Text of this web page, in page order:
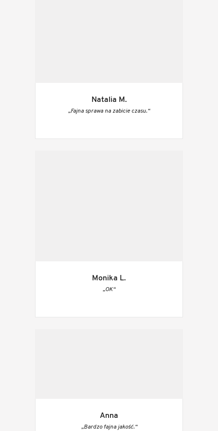
Natalia M.
„Fajna sprawa na zabicie czasu.“
Monika L.
„OK“
Anna
„Bardzo fajna jakość.“